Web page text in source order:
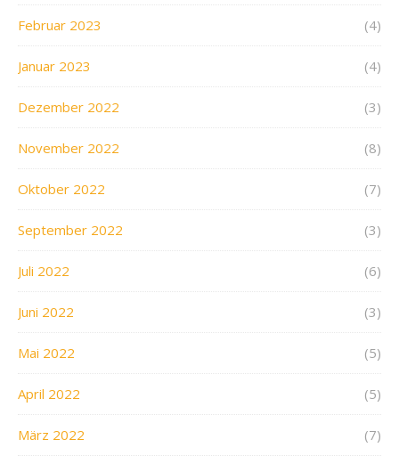
Februar 2023 (4)
Januar 2023 (4)
Dezember 2022 (3)
November 2022 (8)
Oktober 2022 (7)
September 2022 (3)
Juli 2022 (6)
Juni 2022 (3)
Mai 2022 (5)
April 2022 (5)
März 2022 (7)